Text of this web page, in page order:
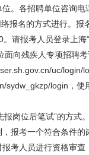
。各招聘单位咨询电
名的方式进行。报
请报考人员登录上海
面向残疾人专项招聘
uc/login/
sydw_gkzp/login，使
岗位后笔试”的方式
报考一个符合条件的
考人员进行资格审查